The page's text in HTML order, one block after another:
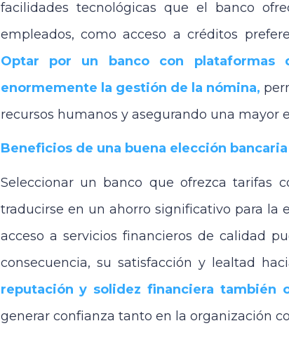
facilidades tecnológicas que el banco
empleados, como acceso a créditos
Optar por un banco con plataformas
enormemente la gestión de la nómina,
recursos humanos y asegurando una mayor
Beneficios de una buena elección bancaria
Seleccionar un banco que ofrezca tarifas
traducirse en un ahorro significativo para la
acceso a servicios financieros de calidad
consecuencia, su satisfacción y lealtad
reputación y solidez financiera también
generar confianza tanto en la organización